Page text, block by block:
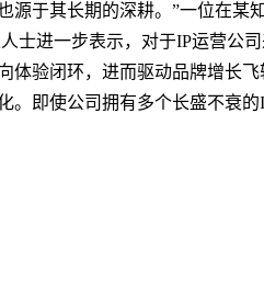
源于其长期的深耕。”一位在某
士进一步表示，对于IP运营公
体验闭环，进而驱动品牌增长
。即使公司拥有多个长盛不衰